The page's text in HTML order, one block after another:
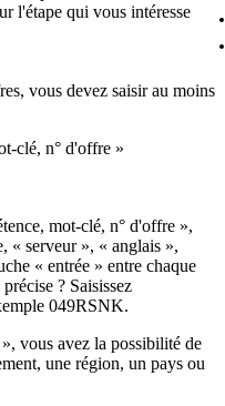
l'étape qui vous intéresse
vous devez saisir au moins
clé, n° d'offre »
mot-clé, n° d'offre »,
« serveur », « anglais »,
« entrée » entre chaque
? Saisissez
049RSNK.
vous avez la possibilité de
une région, un pays ou